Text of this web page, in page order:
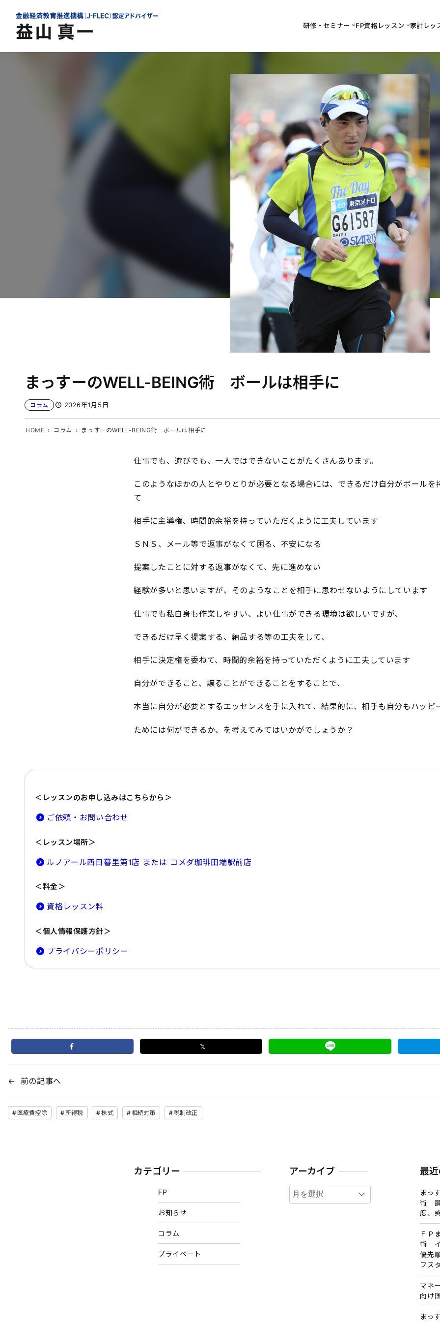
研修・セミナー FP資格レッスン 家計レッ
まっすーのWELL-BEING術 ボールは相手に
コラム 2026年1月5日
HOME コラム まっすーのWELL-BEING術 ボールは相手に
仕事でも、遊びでも、一人ではできないことがたくさんあります。
このようなほかの人とやりとりが必要となる場合には、できるだけ自分がボールを
て
相手に主導権、時間的余裕を持っていただくように工夫しています
ＳＮＳ、メール等で返事がなくて困る、不安になる
提案したことに対する返事がなくて、先に進めない
経験が多いと思いますが、そのようなことを相手に思わせないようにしています
仕事でも私自身も作業しやすい、よい仕事ができる環境は欲しいですが、
できるだけ早く提案する、納品する等の工夫をして、
相手に決定権を委ねて、時間的余裕を持っていただくように工夫しています
自分ができること、譲ることができることをすることで、
本当に自分が必要とするエッセンスを手に入れて、結果的に、相手も自分もハッピ
ためには何ができるか、を考えてみてはいかがでしょうか？
＜レッスンのお申し込みはこちらから＞
ご依頼・お問い合わせ
＜レッスン場所＞
ルノアール西日暮里第1店 または コメダ珈琲田端駅前店
＜料金＞
資格レッスン料
＜個人情報保護方針＞
プライバシーポリシー
𝕏
← 前の記事へ
医療費控除 所得税 株式 相続対策 税制改正
カテゴリー
FP
お知らせ
コラム
プライベート
アーカイブ
ア
ー
最
まっ
術 調
度、
ＦＰ
術 イ
優先
フス
マネ
向け
まっ